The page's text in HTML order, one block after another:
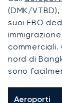
(DMK/
suoi FBO
nord di
sono
Aeroporti